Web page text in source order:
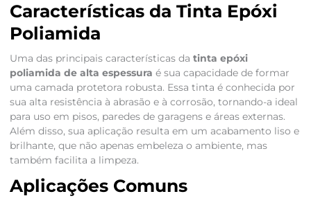
Características da Tinta Epóxi
Poliamida
Uma das principais características da tinta epóxi
poliamida de alta espessura é sua capacidade de formar
uma camada protetora robusta. Essa tinta é conhecida por
sua alta resistência à abrasão e à corrosão, tornando-a ideal
para uso em pisos, paredes de garagens e áreas externas.
Além disso, sua aplicação resulta em um acabamento liso e
brilhante, que não apenas embeleza o ambiente, mas
também facilita a limpeza.
Aplicações Comuns